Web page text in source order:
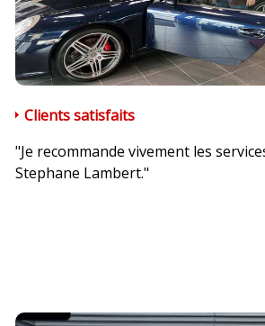
Clients satisfaits
"Je recommande vivement les
Stephane Lambert."